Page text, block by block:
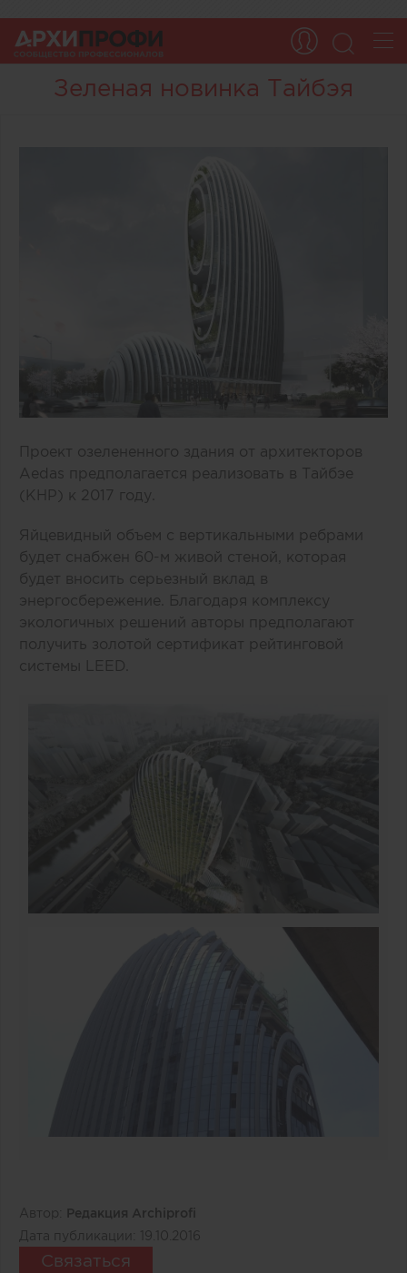
Зеленая новинка Тайбэя
Проект озелененного здания от архитекторов
Aedas предполагается реализовать в Тайбэе
(КНР) к 2017 году.
Яйцевидный объем с вертикальными ребрами
будет снабжен 60-м живой стеной, которая
будет вносить серьезный вклад в
энергосбережение. Благодаря комплексу
экологичных решений авторы предполагают
получить золотой сертификат рейтинговой
системы LEED.
Автор:
Редакция Archiprofi
Дата публикации:
19.10.2016
Связаться